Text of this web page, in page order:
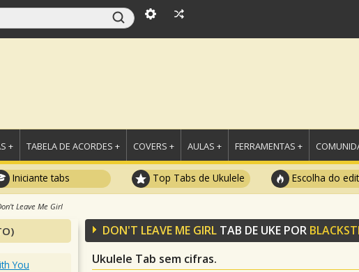
+ TABELA DE ACORDES + COVERS + AULAS + FERRAMENTAS +
Iniciante tabs Top Tabs de Ukulele Escolha do
Leave Me Girl
DON'T LEAVE ME GIRL TAB DE UKE POR
Ukulele Tab sem cifras.
You